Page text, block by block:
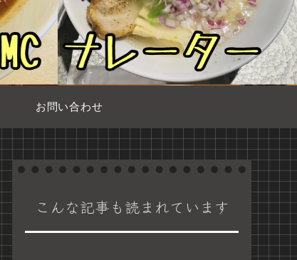
お問い合わせ
こんな記事も読まれています